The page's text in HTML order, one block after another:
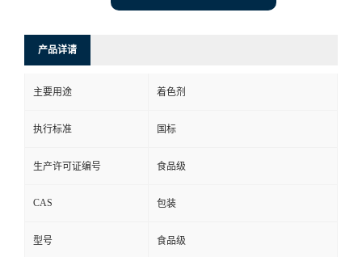
产品详请
主要用途 着色剂
执行标准 国标
生产许可证编号 食品级
CAS 包装
型号 食品级